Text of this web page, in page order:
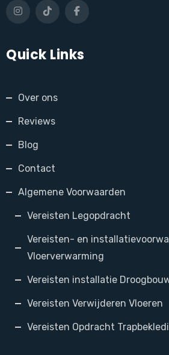
Quick Links
Over ons
Reviews
Blog
Contact
Algemene Voorwaarden
Vereisten Legopdracht
Vereisten- en
Vloerverwarming
Vereisten installatie
Vereisten Verwijderen Vloeren
Vereisten Opdracht